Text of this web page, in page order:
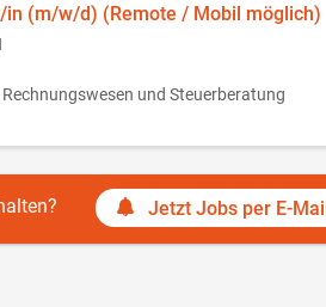
in (m/w/d) (Remote / Mobil möglich)
und Steuerberatung
Jetzt Jobs per E-